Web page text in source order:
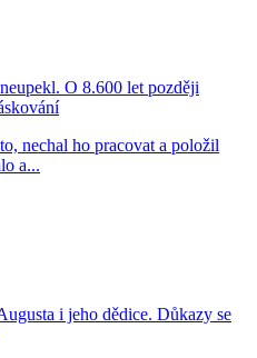
O 8.600 let později
nechal ho pracovat a položil
a...
i jeho dědice. Důkazy se